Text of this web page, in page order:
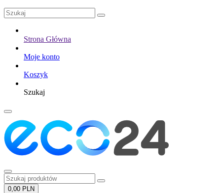
Strona Główna
Moje konto
Koszyk
Szukaj
0,00 PLN